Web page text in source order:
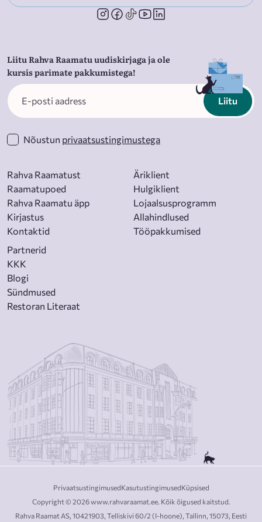
Liitu Rahva Raamatu uudiskirjaga ja ole
kursis parimate pakkumistega!
Liitu
Nõustun privaatsustingimustega
Rahva Raamatust
Raamatupoed
Rahva Raamatu äpp
Kirjastus
Kontaktid
Äriklient
Hulgiklient
Lojaalsusprogramm
Allahindlused
Tööpakkumised
Partnerid
KKK
Blogi
Sündmused
Restoran Literaat
Copyright © 2026 www.rahvaraamat.ee. Kõik õigused kaitstud.
Rahva Raamat AS, 10421903, Telliskivi 60/2 (I-hoone), Tallinn, 15073, Eesti
PrivaatsustingimusedKasutustingimusedKüpsised